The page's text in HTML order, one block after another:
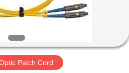
Patch Cord